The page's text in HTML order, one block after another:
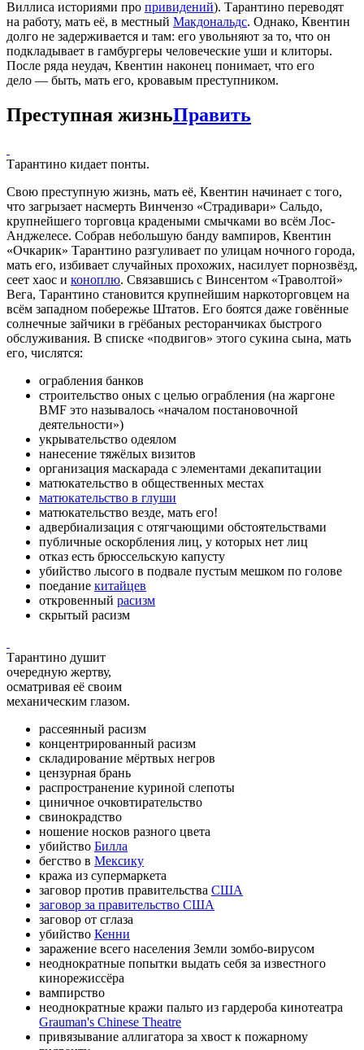
Виллиса историями про привидений). Тарантино переводят
на работу, мать её, в местный Макдональдс. Однако, Квентин
долго не задерживается и там: его увольняют за то, что он
подкладывает в гамбургеры человеческие уши и клиторы.
После ряда неудач, Квентин наконец понимает, что его
дело — быть, мать его, кровавым преступником.
Преступная жизньПравить
Тарантино кидает понты.
Свою преступную жизнь, мать её, Квентин начинает с того,
что загрызает насмерть Винчензо «Страдивари» Сальдо,
крупнейшего торговца крадеными смычками во всём Лос-
Анджелесе. Собрав небольшую банду вампиров, Квентин
«Очкарик» Тарантино разгуливает по улицам ночного города,
мать его, избивает случайных прохожих, насилует порнозвёзд,
сеет хаос и коноплю. Связавшись с Винсентом «Траволтой»
Вега, Тарантино становится крупнейшим наркоторговцем на
всём западном побережье Штатов. Его боятся даже говённые
солнечные зайчики в грёбаных ресторанчиках быстрого
обслуживания. В списке «подвигов» этого сукина сына, мать
его, числятся:
ограбления банков
строительство оных с целью ограбления (на жаргоне
BMF это называлось «началом постановочной
деятельности»)
укрывательство одеялом
нанесение тяжёлых визитов
организация маскарада с элементами декапитации
матюкательство в общественных местах
матюкательство в глуши
матюкательство везде, мать его!
адвербиализация с отягчающими обстоятельствами
публичные оскорбления лиц, у которых нет лиц
отказ есть брюссельскую капусту
убийство лысого в подвале пустым мешком по голове
поедание китайцев
откровенный расизм
скрытый расизм
Тарантино душит
очередную жертву,
осматривая её своим
механическим глазом.
рассеянный расизм
концентрированный расизм
складирование мёртвых негров
цензурная брань
распространение куриной слепоты
циничное очковтирательство
свинокрадство
ношение носков разного цвета
убийство Билла
бегство в Мексику
кража из супермаркета
заговор против правительства США
заговор за правительство США
заговор от сглаза
убийство Кенни
заражение всего населения Земли зомбо-вирусом
неоднократные попытки выдать себя за известного
кинорежиссёра
вампирство
неоднократные кражи пальто из гардероба кинотеатра
Grauman's Chinese Theatre
привязывание аллигатора за хвост к пожарному